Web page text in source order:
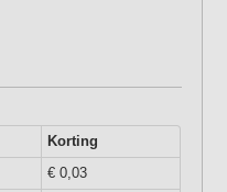
Korting
€ 0,03